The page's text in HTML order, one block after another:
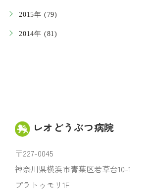
2015年 (79)
2014年 (81)
レオどうぶつ病院
〒227-0045
神奈川県横浜市青葉区若草台10-1
プラトゥモリ1F